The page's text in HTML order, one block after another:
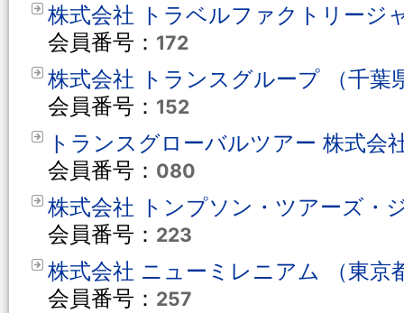
株式会社 トラベルファクトリージ
会員番号： 172
株式会社 トランスグループ （千葉
会員番号： 152
トランスグローバルツアー 株式会
会員番号： 080
株式会社 トンプソン・ツアーズ・
会員番号： 223
株式会社 ニューミレニアム （東京
会員番号： 257